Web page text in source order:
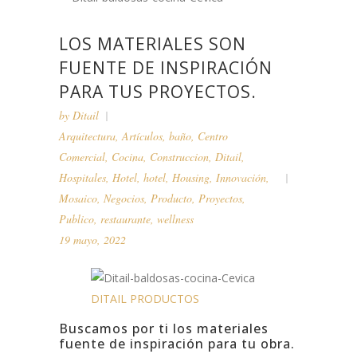
LOS MATERIALES SON
FUENTE DE INSPIRACIÓN
PARA TUS PROYECTOS.
by Ditail
Arquitectura,Artículos, baño, Centro
Comercial, Cocina, Construccion, Ditail,
Hospitales, Hotel, hotel, Housing, Innovación,
Mosaico, Negocios, Producto, Proyectos,
Publico, restaurante, wellness
19 mayo, 2022
DITAIL PRODUCTOS
Buscamos por ti los materiales
fuente de inspiración para tu obra.